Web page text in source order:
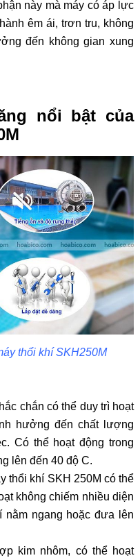
này mà máy có áp lực
êm ái, trơn tru, không
đến không gian xung
nổi bật của
thổi khí SKH250M
chắn có thể duy trì hoạt
hưởng đến chất lượng
Có thể hoạt động trong
lên đến 40 độ C.
thổi khí SKH 250M có thể
không chiếm nhiều diện
nằm ngang hoặc đưa lên
kim nhôm, có thể hoạt